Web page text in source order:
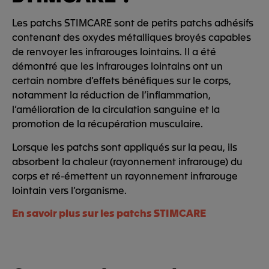
Les patchs STIMCARE sont de petits patchs adhésifs
contenant des oxydes métalliques broyés capables
de renvoyer les infrarouges lointains. Il a été
démontré que les infrarouges lointains ont un
certain nombre d’effets bénéfiques sur le corps,
notamment la réduction de l’inflammation,
l’amélioration de la circulation sanguine et la
promotion de la récupération musculaire.
Lorsque les patchs sont appliqués sur la peau, ils
absorbent la chaleur (rayonnement infrarouge) du
corps et ré-émettent un rayonnement infrarouge
lointain vers l’organisme.
En savoir plus sur les patchs STIMCARE